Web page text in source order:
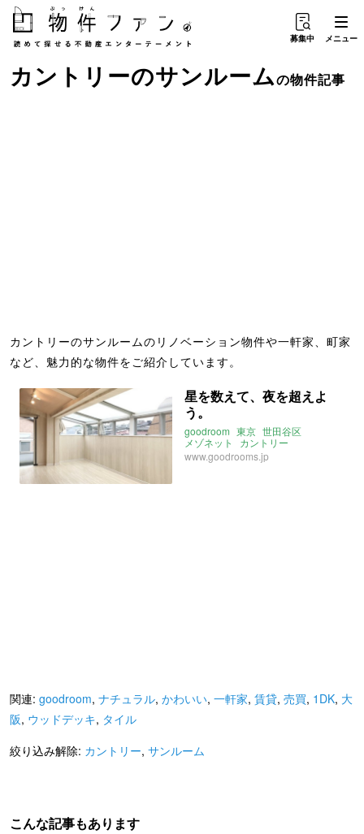
募集中 メニュー
カントリーのサンルームの物件記事
カントリーのサンルームのリノベーション物件や一軒家、町家
など、魅力的な物件をご紹介しています。
星を数えて、夜を超えよ
う。
goodroom 東京 世田谷区
メゾネット
カントリー
ナチュラル サンルーム
www.goodrooms.jp
関連: goodroom, ナチュラル, かわいい, 一軒家, 賃貸, 売買, 1DK, 大
阪, ウッドデッキ, タイル
絞り込み解除: カントリー, サンルーム
こんな記事もあります